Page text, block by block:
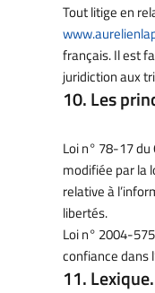
Tout litige en
français. Il est
juridiction aux
10. Les
Loi n° 78-17
modifiée par la
relative à
libertés.
Loi n° 2004-
confiance dans
11. Lexique.